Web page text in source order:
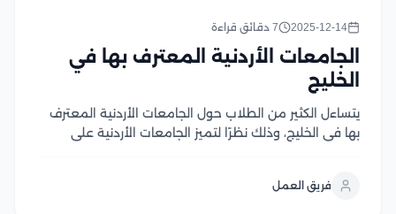
2025-12-14 7 دقائق قراءة
الجامعات الأردنية المعترف بها في
الخليج
يتساءل الكثير من الطلاب حول الجامعات الأردنية المعترف
بها في الخليج، وذلك نظرًا لتميز الجامعات الأردنية على
بلاد العالم، وفي مقالنا هذا سوف نساعدك في...
فريق العمل